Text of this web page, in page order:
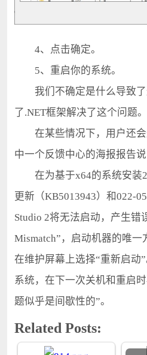
4、点击确定。
5、重启你的系统。
我们不确定是什么导致了
了.NET框架解决了这个问题。
在某些情况下，用户还会
中一个反馈中心的海报报告说
在为基于x64的系统安装
更新（KB5013943）和022-
Studio 2将无法启动，产生错
Mismatch”，启动机器的唯
在维护屏幕上选择“重新启动
系统，在下一次关机和重启
题似乎是间歇性的”。
Related Posts: